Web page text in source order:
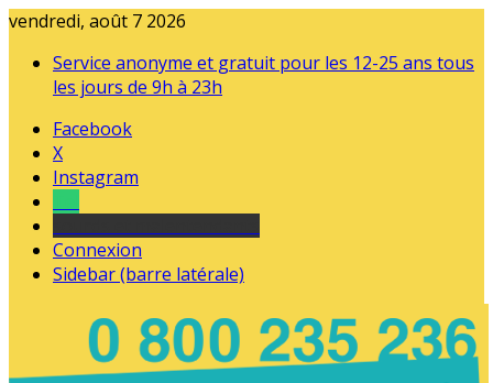
vendredi, août 7 2026
Service anonyme et gratuit pour les 12-25 ans tous
les jours de 9h à 23h
Facebook
X
Instagram
Connexion
Sidebar (barre latérale)